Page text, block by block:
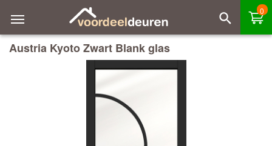
0
Austria Kyoto Zwart Blank glas